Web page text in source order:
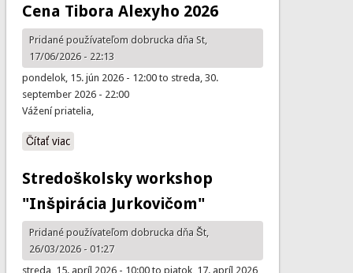
Cena Tibora Alexyho 2026
Pridané používateľom dobruckadňa St,
17/06/2026 - 22:13
pondelok, 15. jún 2026 - 12:00to streda, 30.
september 2026 - 22:00
Vážení priatelia,
Čítať viaco Cena Tibora Alexyho 2026
Stredoškolsky workshop
"Inšpirácia Jurkovičom"
Pridané používateľom dobruckadňa Št,
26/03/2026 - 01:27
streda, 15. apríl 2026 - 10:00to piatok, 17. apríl 2026